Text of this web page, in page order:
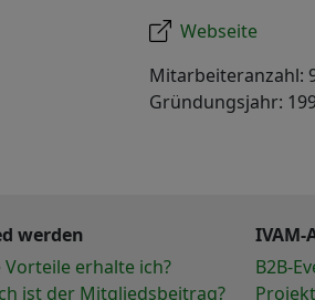
Webseite
Mitarbeiteranzahl:
Gründungsjahr:
werden
Vorteile erhalte ich?
ist der Mitgliedsbeitrag?
B2B-